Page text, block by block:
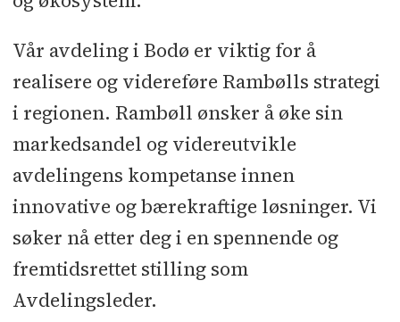
Vår avdeling i Bodø er viktig for å
realisere og videreføre Rambølls strategi
i regionen. Rambøll ønsker å øke sin
markedsandel og videreutvikle
avdelingens kompetanse innen
innovative og bærekraftige løsninger. Vi
søker nå etter deg i en spennende og
fremtidsrettet stilling som
Avdelingsleder.